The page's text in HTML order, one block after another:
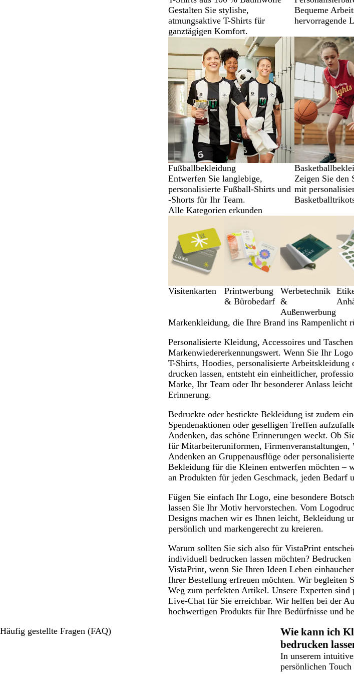
Gestalten Sie stylishe,
atmungsaktive T-Shirts für
ganztägigen Komfort.
Bequeme
hervorragende
Fußballbekleidung
Entwerfen Sie langlebige,
personalisierte Fußball-Shirts und
-Shorts für Ihr Team.
Zeigen Sie den
mit
Alle Kategorien erkunden
Visitenkarten
Printwerbung
& Bürobedarf
Werbetechnik
&
Außenwerbung
bis
von
Markenkleidung, die Ihre Brand ins Rampenlicht
Personalisierte Kleidung, Accessoires und
Markenwiedererkennungswert. Wenn Sie Ihr
T-Shirts, Hoodies, personalisierte Arbeitskleidung
drucken lassen, entsteht ein einheitlicher,
Marke, Ihr Team oder Ihr besonderer Anlass
Erinnerung.
Bedruckte oder bestickte Bekleidung ist zudem
Spendenaktionen oder geselligen Treffen
Andenken, das schöne Erinnerungen weckt. Ob
für Mitarbeiteruniformen, Firmenveranstaltungen,
Andenken an Gruppenausflüge oder
Bekleidung für die Kleinen entwerfen möchten –
an Produkten für jeden Geschmack, jeden Bedarf
Fügen Sie einfach Ihr Logo, eine besondere
lassen Sie Ihr Motiv hervorstechen. Vom
Designs machen wir es Ihnen leicht, Bekleidung
persönlich und markengerecht zu kreieren.
Warum sollten Sie sich also für VistaPrint
individuell bedrucken lassen möchten?
VistaPrint, wenn Sie Ihren Ideen Leben
Ihrer Bestellung erfreuen möchten. Wir begleiten
Weg zum perfekten Artikel. Unsere Experten
Live-Chat für Sie erreichbar. Wir helfen bei der
hochwertigen Produkts für Ihre Bedürfnisse und
Häufig gestellte Fragen (FAQ)
Wie kann ich
bedrucken
In unserem
persönlichen